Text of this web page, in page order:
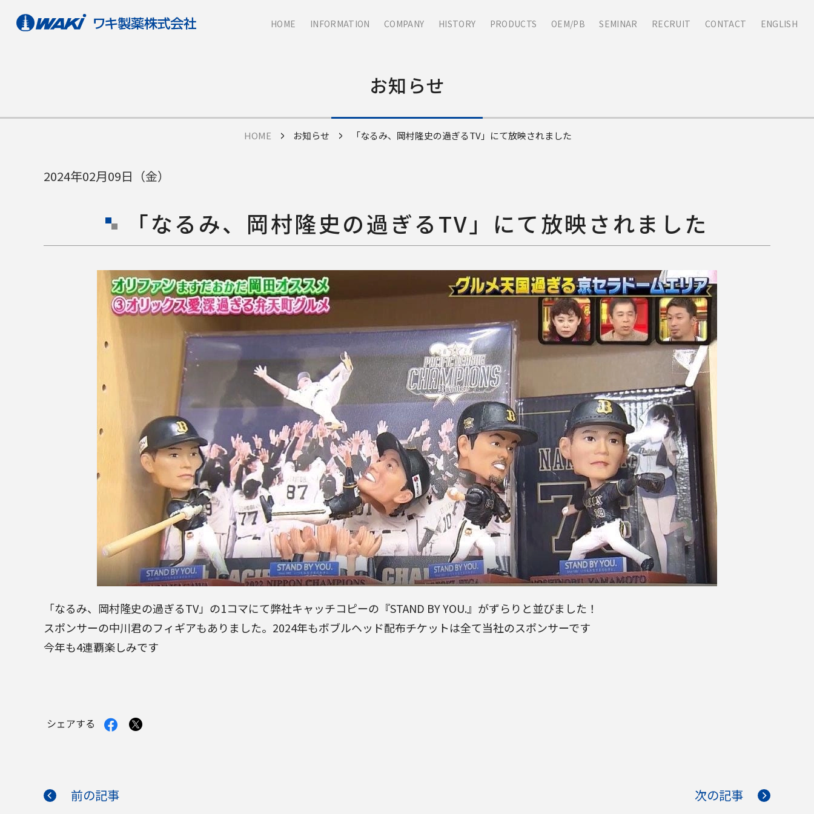
HOME INFORMATION COMPANY HISTORY PRODUCTS OEM/PB SEMINAR RECRUIT CONTACT ENGLISH
お知らせ
HOME お知らせ 「なるみ、岡村隆史の過ぎるTV」にて放映されました
2024年02月09日（金）
「なるみ、岡村隆史の過ぎるTV」にて放映されました
「なるみ、岡村隆史の過ぎるTV」の1コマにて弊社キャッチコピーの『STAND BY YOU.』がずらりと並びました！
スポンサーの中川君のフィギアもありました。2024年もボブルヘッド配布チケットは全て当社のスポンサーです
今年も4連覇楽しみです
シェアする Facebook
で
る
X
前の記事 次の記事